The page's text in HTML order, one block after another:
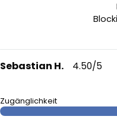
Sebastian H. 4.50/5
Zugänglichkeit